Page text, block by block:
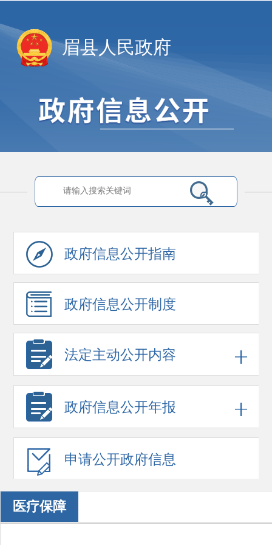
眉县人民政府
政府信息公开指南
政府信息公开制度
法定主动公开内容
政府信息公开年报
申请公开政府信息
医疗保障